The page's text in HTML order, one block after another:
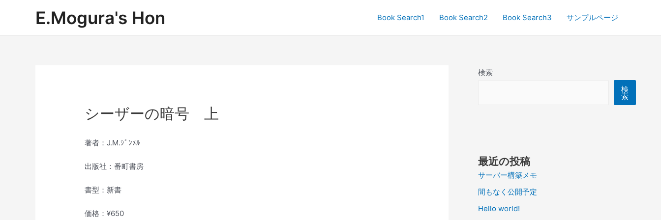
E.Mogura's Hon Book Search1 Book Search2 Book Search3 サンプルページ
シーザーの暗号 上
著者：J.M.ｼﾞﾝﾒﾙ
出版社：番町書房
書型：新書
価格：¥650
検索
検
索
最近の投稿
サーバー構築メモ
間もなく公開予定
Hello world!